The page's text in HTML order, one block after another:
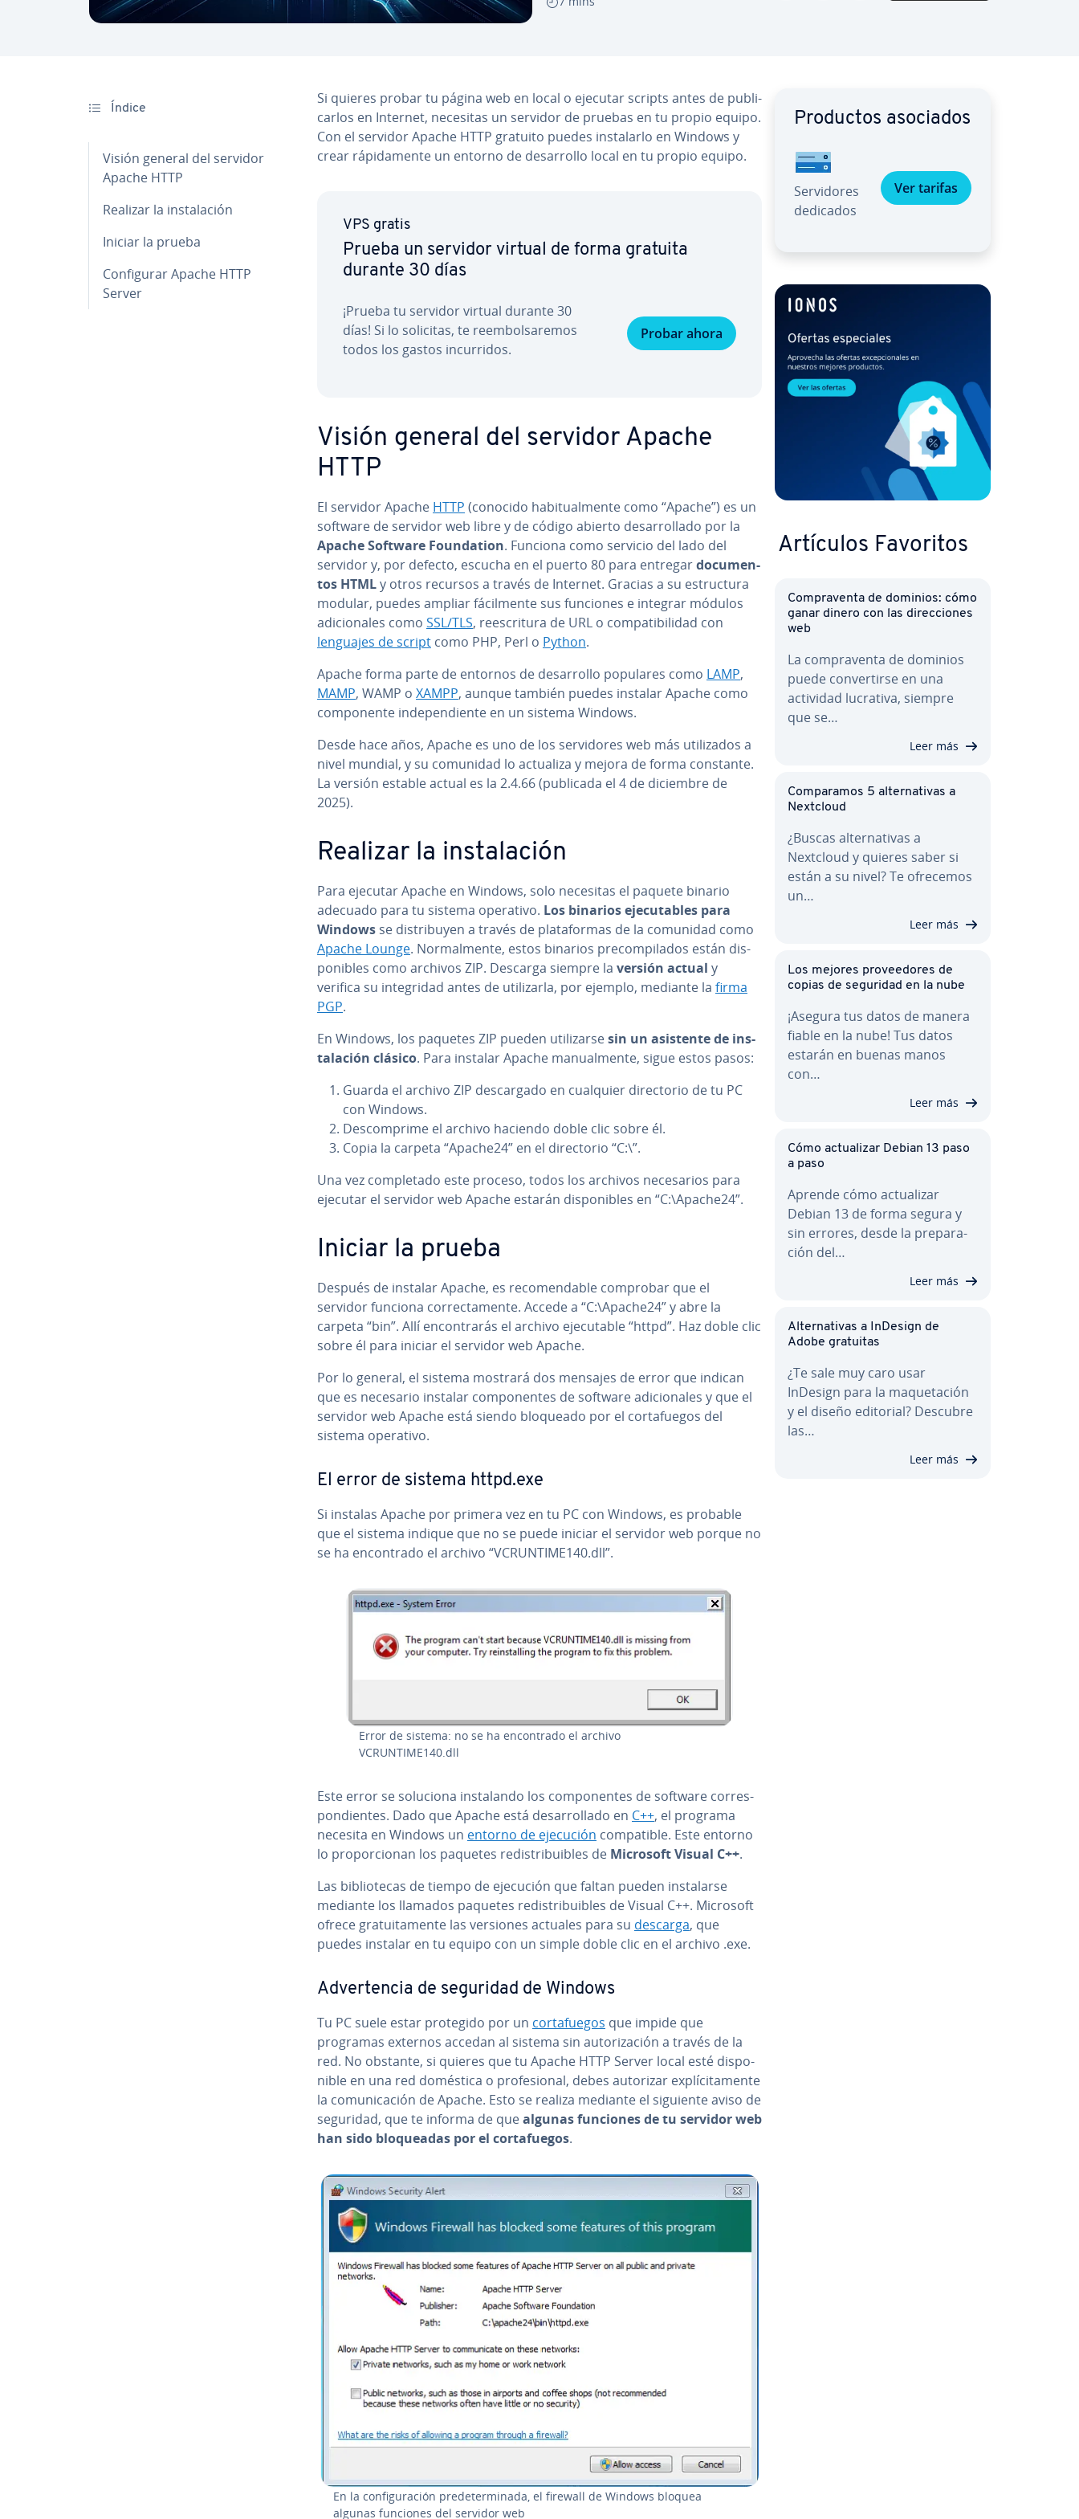
Índice
Visión general del servidor
Apache HTTP
Realizar la in­s­ta­la­ción
Iniciar la prueba
Co­n­fi­gu­rar Apache HTTP
Server
Si quieres probar tu página web en local o ejecutar scripts antes de pu­bli­
car­los en Internet, necesitas un servidor de pruebas en tu propio equipo.
Con el servidor Apache HTTP gratuito puedes in­s­ta­lar­lo en Windows y
crear rá­pi­da­me­n­te un entorno de de­sa­rro­llo local en tu propio equipo.
VPS gratis
Prueba un servidor virtual de forma gratuita
durante 30 días
¡Prueba tu servidor virtual durante 30
días! Si lo solicitas, te re­em­bo­l­sa­re­mos
todos los gastos in­cu­rri­dos.
Probar ahora
Visión general del servidor Apache
HTTP
El servidor Apache HTTP (conocido ha­bi­tua­l­me­n­te como “Apache”) es un
software de servidor web libre y de código abierto de­sa­rro­lla­do por la
Apache Software Fou­n­da­tion. Funciona como servicio del lado del
servidor y, por defecto, escucha en el puerto 80 para entregardo­cu­me­n­
tos HTMLy otros recursos a través de Internet. Gracias a su es­tru­c­tu­ra
modular, puedes ampliar fá­ci­l­me­n­te sus funciones e integrar módulos
adi­cio­na­les como SSL/TLS, re­es­cri­tu­ra de URL o co­m­pa­ti­bi­li­dad con
lenguajes de script como PHP, Perl o Python.
Apache forma parte de entornos de de­sa­rro­llo populares como LAMP,
MAMP, WAMP o XAMPP, aunque también puedes instalar Apache como
co­m­po­ne­n­te in­de­pe­n­die­n­te en un sistema Windows.
Desde hace años, Apache es uno de los se­r­vi­do­res web más uti­li­za­dos a
nivel mundial, y su comunidad lo actualiza y mejora de forma constante.
La versión estable actual es la 2.4.66 (publicada el 4 de diciembre de
2025).
Realizar la in­s­ta­la­ción
Para ejecutar Apache en Windows, solo necesitas el paquete binario
adecuado para tu sistema operativo. Los binarios eje­cu­ta­bles para
Windows se di­s­tri­bu­yen a través de pla­ta­fo­r­mas de la comunidad como
Apache Lounge. No­r­ma­l­me­n­te, estos binarios pre­co­m­pi­la­dos están di­s­
po­ni­bles como archivos ZIP. Descarga siempre la versión actual y
verifica su in­te­gri­dad antes de uti­li­zar­la, por ejemplo, mediante la firma
PGP.
En Windows, los paquetes ZIP pueden uti­li­zar­sesin un asistente de in­s­
ta­la­ción clásico. Para instalar Apache ma­nua­l­me­n­te, sigue estos pasos:
Guarda el archivo ZIP de­s­ca­r­ga­do en cualquier di­re­c­to­rio de tu PC
con Windows.
De­s­co­m­pri­me el archivo haciendo doble clic sobre él.
Copia la carpeta “Apache24” en el di­re­c­to­rio “C:\”.
Una vez co­m­ple­ta­do este proceso, todos los archivos ne­ce­sa­rios para
ejecutar el servidor web Apache estarán di­s­po­ni­bles en “C:\Apache24”.
Iniciar la prueba
Después de instalar Apache, es re­co­me­n­da­ble comprobar que el
servidor funciona co­rre­c­ta­me­n­te. Accede a “C:\Apache24” y abre la
carpeta “bin”. Allí en­co­n­tra­rás el archivo eje­cu­ta­ble “httpd”. Haz doble clic
sobre él para iniciar el servidor web Apache.
Por lo general, el sistema mostrará dos mensajes de error que indican
que es necesario instalar co­m­po­ne­n­tes de software adi­cio­na­les y que el
servidor web Apache está siendo bloqueado por el co­r­ta­fue­gos del
sistema operativo.
El error de sistema httpd.exe
Si instalas Apache por primera vez en tu PC con Windows, es probable
que el sistema indique que no se puede iniciar el servidor web porque no
se ha en­co­n­tra­do el archivo “VCRUNTIME140.dll”.
Error de sistema: no se ha en­co­n­tra­do el archivo
VCRUNTIME140.dll
Este error se soluciona in­s­ta­la­n­do los co­m­po­ne­n­tes de software co­rre­s­
po­n­die­n­tes. Dado que Apache está de­sa­rro­lla­do en C++, el programa
necesita en Windows un entorno de ejecución co­m­pa­ti­ble. Este entorno
lo pro­po­r­cio­nan los paquetes re­di­s­tri­bui­bles de Microsoft Visual C++.
Las bi­blio­te­cas de tiempo de ejecución que faltan pueden in­s­ta­lar­se
mediante los llamados paquetes re­di­s­tri­bui­bles de Visual C++. Microsoft
ofrece gra­tui­ta­me­n­te las versiones actuales para su descarga, que
puedes instalar en tu equipo con un simple doble clic en el archivo .exe.
Ad­ve­r­te­n­cia de seguridad de Windows
Tu PC suele estar protegido por un co­r­ta­fue­gos que impide que
programas externos accedan al sistema sin au­to­ri­za­ción a través de la
red. No obstante, si quieres que tu Apache HTTP Server local esté di­s­po­
ni­ble en una red doméstica o pro­fe­sio­nal, debes autorizar ex­plí­ci­ta­me­n­te
la co­mu­ni­ca­ción de Apache. Esto se realiza mediante el siguiente aviso de
seguridad, que te informa de quealgunas funciones de tu servidor web
han sido blo­quea­das por el co­r­ta­fue­gos.
En la co­n­fi­gu­ra­ción pre­de­te­r­mi­na­da, el firewall de Windows bloquea
algunas funciones del servidor web
Productos asociados
Se­r­vi­do­res
dedicados
Ver tarifas
Artículos Favoritos
Co­m­pra­ve­n­ta de dominios: cómo
ganar dinero con las di­re­c­cio­nes
web
La co­m­pra­ve­n­ta de dominios
puede co­n­ve­r­ti­r­se en una
actividad lucrativa, siempre
que se…
Leer más
Co­m­pa­ra­mos 5 al­te­r­na­ti­vas a
Nextcloud
¿Buscas al­te­r­na­ti­vas a
Nextcloud y quieres saber si
están a su nivel? Te ofrecemos
un…
Leer más
Los mejores pro­vee­do­res de
copias de seguridad en la nube
¡Asegura tus datos de manera
fiable en la nube! Tus datos
estarán en buenas manos
con…
Leer más
Cómo ac­tua­li­zar Debian 13 paso
a paso
Aprende cómo ac­tua­li­zar
Debian 13 de forma segura y
sin errores, desde la pre­pa­ra­
ción del…
Leer más
Al­te­r­na­ti­vas a InDesign de
Adobe gratuitas
¿Te sale muy caro usar
InDesign para la ma­que­ta­ción
y el diseño editorial? Descubre
las…
Leer más